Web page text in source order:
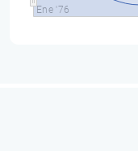
Ene '76